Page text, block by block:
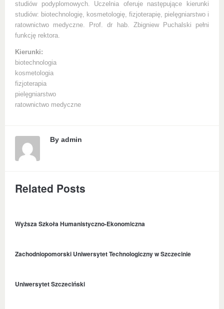
studiów podyplomowych. Uczelnia oferuje następujące kierunki
studiów: biotechnologię, kosmetologię, fizjoterapię, pielęgniarstwo i
ratownictwo medyczne. Prof. dr hab. Zbigniew Puchalski pełni
funkcję rektora.
Kierunki:
biotechnologia
kosmetologia
fizjoterapia
pielęgniarstwo
ratownictwo medyczne
By admin
Related Posts
Wyższa Szkoła Humanistyczno-Ekonomiczna
Zachodniopomorski Uniwersytet Technologiczny w Szczecinie
Uniwersytet Szczeciński